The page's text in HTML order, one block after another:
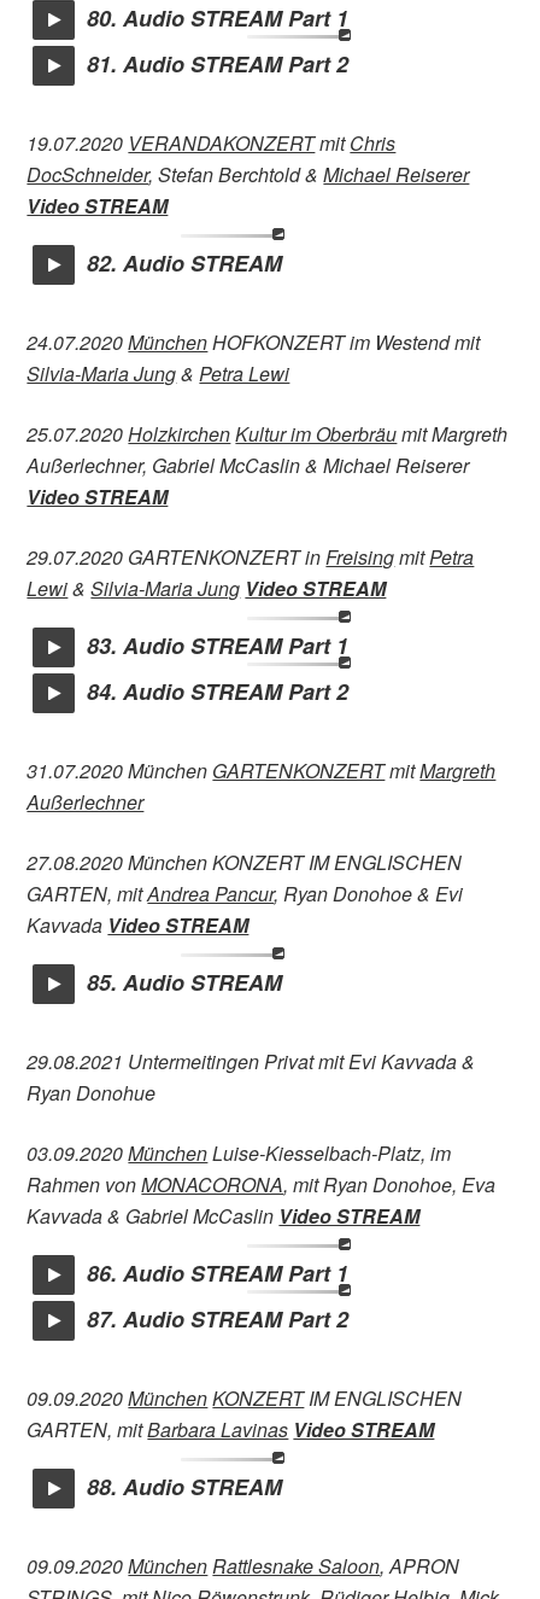
80. Audio STREAM Part 1
81. Audio STREAM Part 2
19.07.2020 VERANDAKONZERTmitChris
DocSchneider, Stefan Berchtold &Michael Reiserer
Video STREAM
82. Audio STREAM
24.07.2020MünchenHOFKONZERT im Westend mit
Silvia-Maria Jung&Petra Lewi
25.07.2020HolzkirchenKultur im Oberbräumit Margreth
Außerlechner, Gabriel McCaslin & Michael Reiserer
Video STREAM
29.07.2020 GARTENKONZERT inFreisingmitPetra
Lewi&Silvia-Maria Jung Video STREAM
83. Audio STREAM Part 1
84. Audio STREAM Part 2
31.07.2020 München GARTENKONZERTmitMargreth
Außerlechner
27.08.2020 München KONZERT IM ENGLISCHEN
GARTEN, mitAndrea Pancur, Ryan Donohoe & Evi
Kavvada Video STREAM
85. Audio STREAM
29.08.2021 Untermeitingen Privat mit Evi Kavvada &
Ryan Donohue
03.09.2020MünchenLuise-Kiesselbach-Platz, im
Rahmen vonMONACORONA, mit Ryan Donohoe, Eva
Kavvada & Gabriel McCaslin Video STREAM
86. Audio STREAM Part 1
87. Audio STREAM Part 2
09.09.2020MünchenKONZERTIM ENGLISCHEN
GARTEN, mitBarbara Lavinas Video STREAM
88. Audio STREAM
09.09.2020MünchenRattlesnake Saloon, APRON